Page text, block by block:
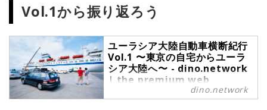
ーロッパを感じてみたい。そんなフ
トした考えから始まった、クルマに
中古のカルディナを伴侶に選んだの
か、そしてついにウラジオストクか
ら走り出してどうだったのか。いよ
いよ旅はスタートする。（文：金子
浩久／写真：田丸瑞穂）※本連載は
2003〜2004年までMotor
Vol.1から振り返ろう
ユーラシア大陸自動車横断紀行
Vol.1 〜東京の自宅からユーラ
シア大陸へ〜 - dino.network
| the premium web
magazine for the Power
People by Revolver,Inc.
dino.network